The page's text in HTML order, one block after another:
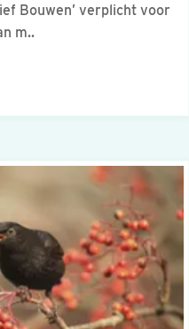
Bouwen’ verplicht voor
m..